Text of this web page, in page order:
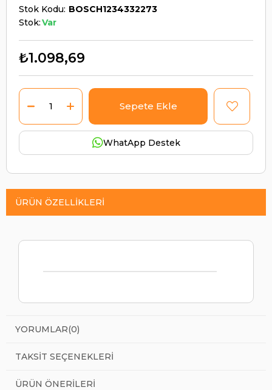
Stok Kodu BOSCH1234332273
Stok:Var
₺1.098,69
WhatApp Destek
ÜRÜN ÖZELLIKLERI
YORUMLAR(0)
TAKSIT SEÇENEKLERI
ÜRÜN ÖNERILERI